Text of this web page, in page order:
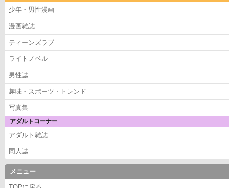
少年・男性漫画
漫画雑誌
ティーンズラブ
ライトノベル
男性誌
趣味・スポーツ・トレンド
写真集
アダルトコーナー
アダルト雑誌
同人誌
メニュー